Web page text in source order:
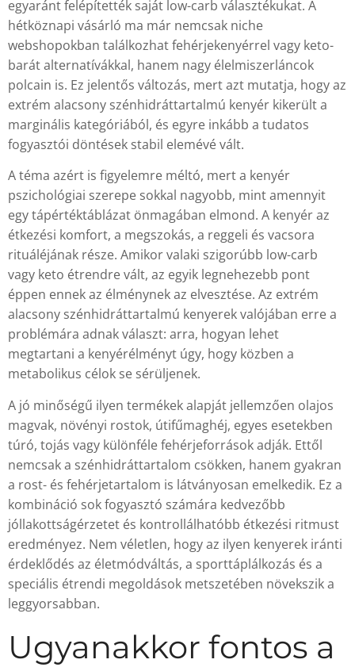
egyaránt felépítették saját low-carb választékukat. A
hétköznapi vásárló ma már nemcsak niche
webshopokban találkozhat fehérjekenyérrel vagy keto-
barát alternatívákkal, hanem nagy élelmiszerláncok
polcain is. Ez jelentős változás, mert azt mutatja, hogy az
extrém alacsony szénhidráttartalmú kenyér kikerült a
marginális kategóriából, és egyre inkább a tudatos
fogyasztói döntések stabil elemévé vált.
A téma azért is figyelemre méltó, mert a kenyér
pszichológiai szerepe sokkal nagyobb, mint amennyit
egy tápértéktáblázat önmagában elmond. A kenyér az
étkezési komfort, a megszokás, a reggeli és vacsora
rituáléjának része. Amikor valaki szigorúbb low-carb
vagy keto étrendre vált, az egyik legnehezebb pont
éppen ennek az élménynek az elvesztése. Az extrém
alacsony szénhidráttartalmú kenyerek valójában erre a
problémára adnak választ: arra, hogyan lehet
megtartani a kenyérélményt úgy, hogy közben a
metabolikus célok se sérüljenek.
A jó minőségű ilyen termékek alapját jellemzően olajos
magvak, növényi rostok, útifűmaghéj, egyes esetekben
túró, tojás vagy különféle fehérjeforrások adják. Ettől
nemcsak a szénhidráttartalom csökken, hanem gyakran
a rost- és fehérjetartalom is látványosan emelkedik. Ez a
kombináció sok fogyasztó számára kedvezőbb
jóllakottságérzetet és kontrollálhatóbb étkezési ritmust
eredményez. Nem véletlen, hogy az ilyen kenyerek iránti
érdeklődés az életmódváltás, a sporttáplálkozás és a
speciális étrendi megoldások metszetében növekszik a
leggyorsabban.
Ugyanakkor fontos a